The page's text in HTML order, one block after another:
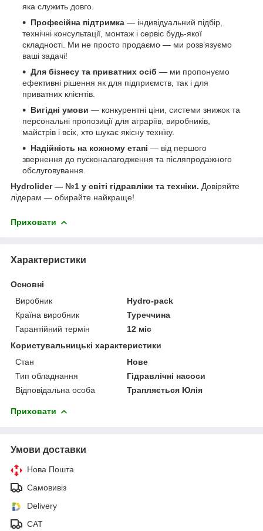
яка служить довго.
Професійна підтримка — індивідуальний підбір,
технічні консультації, монтаж і сервіс будь-якої
складності. Ми не просто продаємо — ми розв’язуємо
ваші задачі!
Для бізнесу та приватних осіб — ми пропонуємо
ефективні рішення як для підприємств, так і для
приватних клієнтів.
Вигідні умови — конкурентні ціни, системи знижок та
персональні пропозиції для аграріїв, виробників,
майстрів і всіх, хто шукає якісну техніку.
Надійність на кожному етапі — від першого
звернення до пусконалагодження та післяпродажного
обслуговування.
Hydrolider — №1 у світі гідравліки та техніки. Довіряйте
лідерам — обирайте найкраще!
Приховати
Характеристики
Основні
Виробник
Hydro-pack
Країна виробник
Туреччина
Гарантійний термін
12 міс
Користувальницькі характеристики
Стан
Нове
Тип обладнання
Гідравлічні насоси
Відповідальна особа
Трапляється Юлія
Приховати
Умови доставки
Нова Пошта
Самовивіз
Delivery
САТ